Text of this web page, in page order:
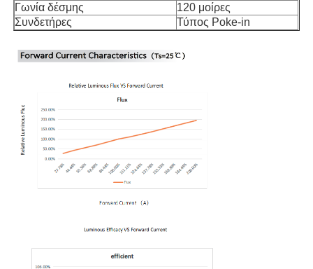
Φωτιστικά LED
Γωνία δέσμης
120 μοίρες
Συνδετήρες
Τύπος Poke-in